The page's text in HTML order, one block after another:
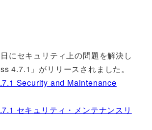
にセキュリティ上の問題を解決し
4.7.1」がリリースされました。
Security and Maintenance
セキュリティ・メンテナンスリ